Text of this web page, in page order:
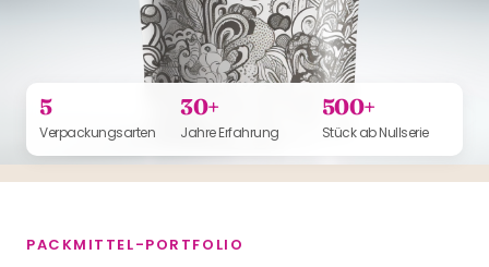
5
Verpackungs­arten
30+
Jahre Erfahrung
500+
Stück ab Nullserie
PACKMITTEL-PORTFOLIO